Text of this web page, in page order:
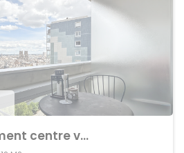
Achat Appartement centre ville